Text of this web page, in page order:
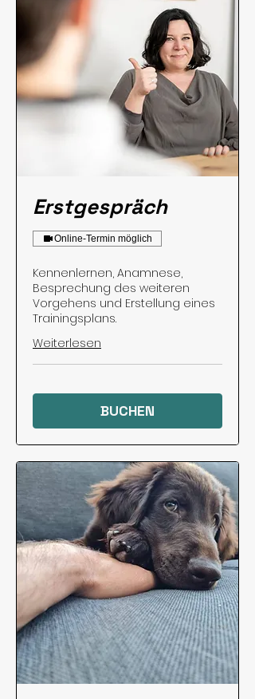
Erstgespräch
Online-Termin möglich
Kennenlernen, Anamnese,
Besprechung des weiteren
Vorgehens und Erstellung eines
Trainingsplans.
Weiterlesen
BUCHEN